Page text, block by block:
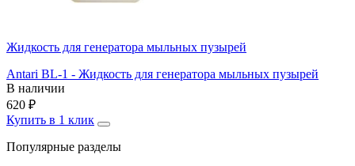
Жидкость для генератора мыльных пузырей
Antari BL-1 - Жидкость для генератора мыльных пузырей
В наличии
620 ₽
Купить в 1 клик
Популярные разделы